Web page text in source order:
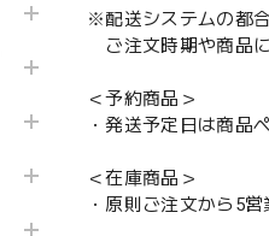
※配送システムの都
ご注文時期や商品
＜予約商品＞
・発送予定日は商品
＜在庫商品＞
・原則ご注文から5